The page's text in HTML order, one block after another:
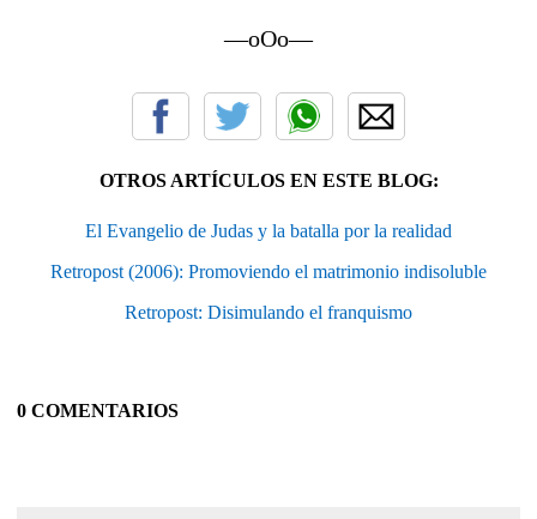
—oOo—
OTROS ARTÍCULOS EN ESTE BLOG:
El Evangelio de Judas y la batalla por la realidad
Retropost (2006): Promoviendo el matrimonio indisoluble
Retropost: Disimulando el franquismo
0 COMENTARIOS